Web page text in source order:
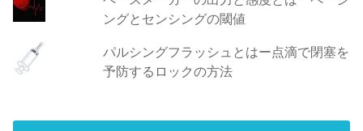
ングとセンシングの閾値
パルシングフラッシュとはー点滴で閉塞を
予防するロックの方法